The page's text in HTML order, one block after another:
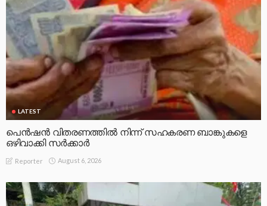
LATEST
പെൻഷൻ വിതരണത്തിൽ നിന്ന് സഹകരണ ബാങ്കുകളെ
ഒഴിവാക്കി സർക്കാർ
Reporter August 6, 2026